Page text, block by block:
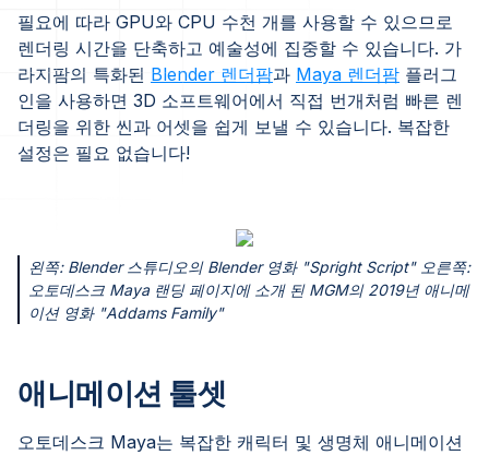
필요에 따라 GPU와 CPU 수천 개를 사용할 수 있으므로
렌더링 시간을 단축하고 예술성에 집중할 수 있습니다. 가
라지팜의 특화된 Blender 렌더팜과 Maya 렌더팜 플러그
인을 사용하면 3D 소프트웨어에서 직접 번개처럼 빠른 렌
더링을 위한 씬과 어셋을 쉽게 보낼 수 있습니다. 복잡한
설정은 필요 없습니다!
왼쪽: Blender 스튜디오의 Blender 영화 "Spright Script" 오른쪽:
오토데스크 Maya 랜딩 페이지에 소개 된 MGM의 2019년 애니메
이션 영화 "Addams Family"
애니메이션 툴셋
오토데스크 Maya는 복잡한 캐릭터 및 생명체 애니메이션